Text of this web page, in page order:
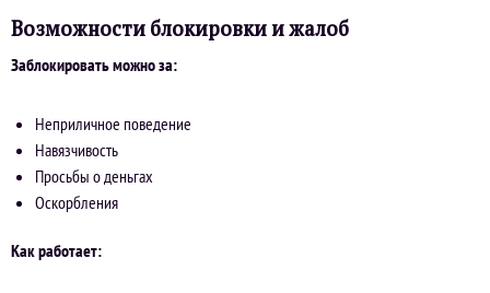
Возможности блокировки и жалоб
Заблокировать можно за:
Неприличное поведение
Навязчивость
Просьбы о деньгах
Оскорбления
Как работает: